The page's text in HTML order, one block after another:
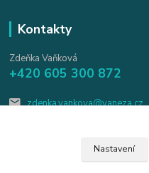
Kontakty
Zdeňka Vaňková
+420 605 300 872
zdenka.vankova@vaneza.cz
Nastavení